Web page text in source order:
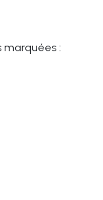
marquées :